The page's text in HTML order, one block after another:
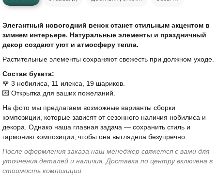
Элегантный новогодний венок станет стильным акцентом в
зимнем интерьере. Натуральные элементы и праздничный
декор создают уют и атмосферу тепла.
Растительные элементы сохраняют свежесть при должном уходе.
Состав букета:
🌹 3 нобилиса, 11 илекса, 19 шариков.
💌 Открытка для ваших пожеланий.
На фото мы предлагаем возможные варианты сборки
композиции, которые зависят от сезонного наличия нобилиса и
декора. Однако наша главная задача — сохранить стиль и
гармонию композиции, чтобы она выглядела безупречно.
После оформления заказа наш менеджер свяжется с вами для
уточнения деталей и наличия. Доставка по центру включена в
стоимость композиции.